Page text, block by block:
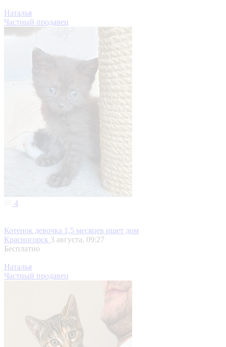
Наталья
Частный продавец
4
Котенок девочка 1,5 месяцев ищет дом
Красногорск 3 августа, 09:27
Бесплатно
Наталья
Частный продавец